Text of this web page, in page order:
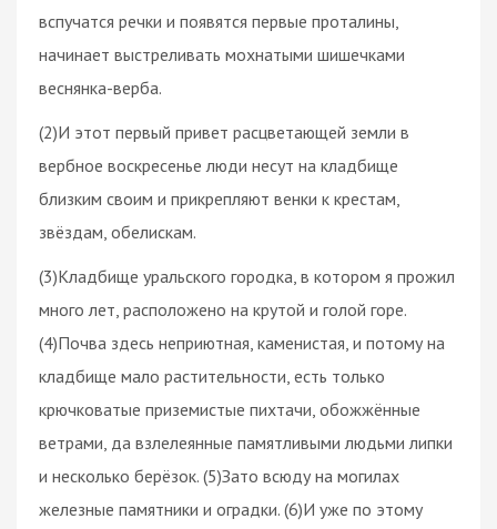
вспучатся речки и появятся первые проталины,
начинает выстреливать мохнатыми шишечками
веснянка-верба.
(2)И этот первый привет расцветающей земли в
вербное воскресенье люди несут на кладбище
близким своим и прикрепляют венки к крестам,
звёздам, обелискам.
(3)Кладбище уральского городка, в котором я прожил
много лет, расположено на крутой и голой горе.
(4)Почва здесь неприютная, каменистая, и потому на
кладбище мало растительности, есть только
крючковатые приземистые пихтачи, обожжённые
ветрами, да взлелеянные памятливыми людьми липки
и несколько берёзок. (5)Зато всюду на могилах
железные памятники и оградки. (6)И уже по этому